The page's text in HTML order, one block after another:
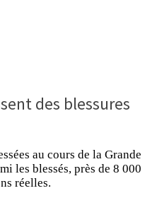
des blessures
au cours de la Grande
les blessés, près de 8 000
réelles.